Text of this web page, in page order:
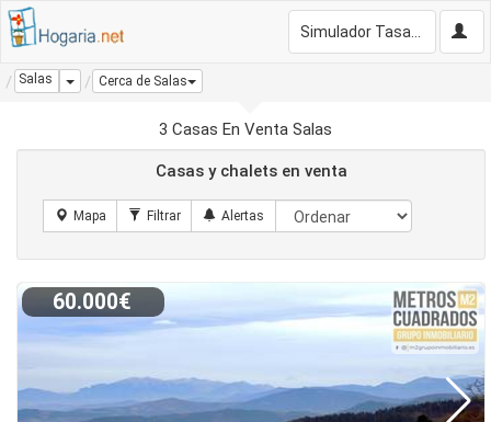
Salas Dropdown
Cerca de Salas
3 Casas En Venta Salas
Casas y chalets en venta
60.000€